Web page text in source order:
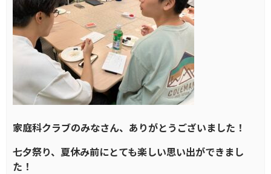
家庭科クラブのみなさん、ありがとうございました！
七夕祭り、夏休み前にとても楽しい思い出ができまし
た！